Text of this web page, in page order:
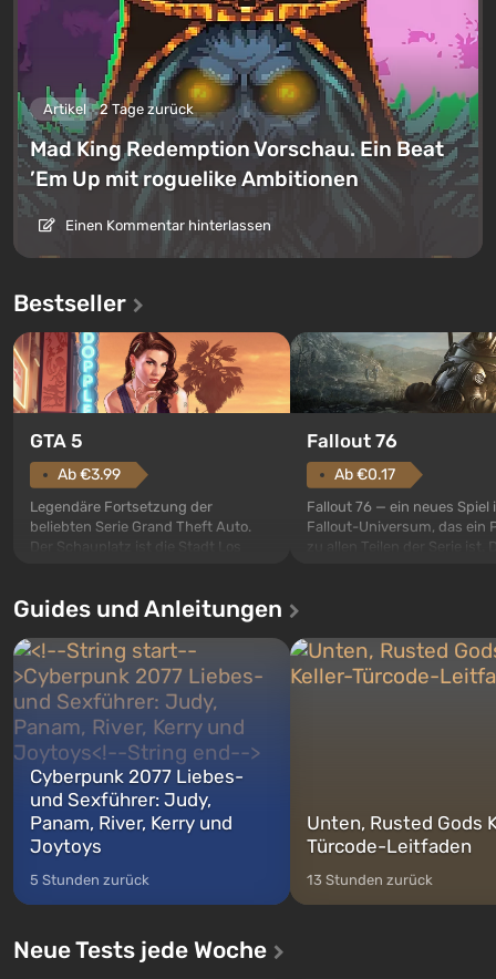
Artikel 2 Tage zurück
Mad King Redemption Vorschau. Ein Beat
’Em Up mit roguelike Ambitionen
Einen Kommentar hinterlassen
Bestseller
GTA 5
Ab €3.99
Legendäre Fortsetzung der
beliebten Serie Grand Theft Auto.
Der Schauplatz ist die Stadt Los
ersten Mal erzählt das Spiel die
Geschichte von drei Charakteren:
Michael, Trevor und Franklin,
zwischen denen Sie jederzeit
wechse...
Fallout 76
Ab €0.17
Fallout 76 — ein neues Spiel
Fallout-Universum, das ein
zu allen Teilen der Serie ist.
nach dem Abwurf von
auf Amerika geöffnet wird.
Guides und Anleitungen
Cyberpunk 2077 Liebes-
und Sexführer: Judy,
Panam, River, Kerry und
Joytoys
5 Stunden zurück
Unten, Rusted Gods
Türcode-Leitfaden
13 Stunden zurück
Neue Tests jede Woche